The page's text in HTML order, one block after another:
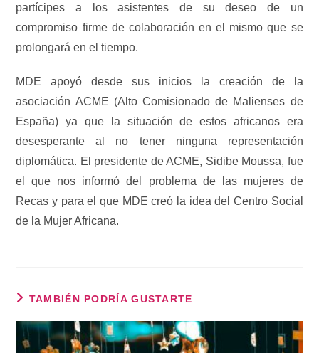
partícipes a los asistentes de su deseo de un
compromiso firme de colaboración en el mismo que se
prolongará en el tiempo.
MDE apoyó desde sus inicios la creación de la
asociación ACME (Alto Comisionado de Malienses de
España) ya que la situación de estos africanos era
desesperante al no tener ninguna representación
diplomática. El presidente de ACME, Sidibe Moussa, fue
el que nos informó del problema de las mujeres de
Recas y para el que MDE creó la idea del Centro Social
de la Mujer Africana.
TAMBIÉN PODRÍA GUSTARTE